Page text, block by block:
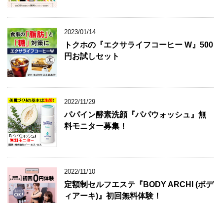
2023/01/14
トクホの『エクサライフコーヒー W』500
円お試しセット
2022/11/29
パパイン酵素洗顔『パパウォッシュ』無
料モニター募集！
2022/11/10
定額制セルフエステ『BODY ARCHI (ボデ
ィアーキ)』初回無料体験！